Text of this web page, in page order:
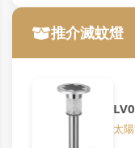
推介滅蚊燈
太